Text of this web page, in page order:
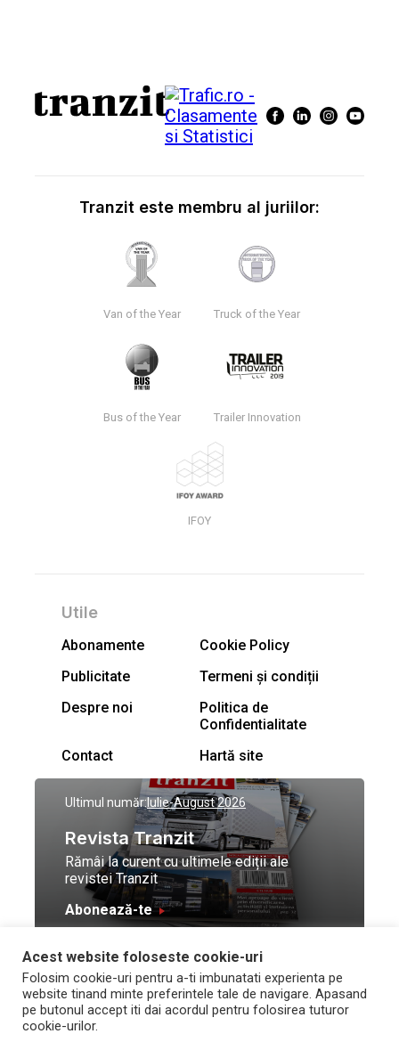
Tranzit este membru al juriilor:
Van of the Year Truck of the Year
Bus of the Year Trailer Innovation
IFOY
Utile
Abonamente
Cookie Policy
Publicitate
Termeni și condiții
Despre noi
Politica de
Confidentialitate
Contact
Hartă site
Ultimul număr:Iulie-August 2026
Revista Tranzit
Rămâi la curent cu ultimele ediții ale
revistei Tranzit
Abonează-te
© Toate drepturile
rezervate Trafic Media
2026
Design by
and development by Neo
Vision Technologies
Acest website foloseste cookie-uri
Folosim cookie-uri pentru a-ti imbunatati experienta pe
website tinand minte preferintele tale de navigare. Apasand
pe butonul accept iti dai acordul pentru folosirea tuturor
cookie-urilor.